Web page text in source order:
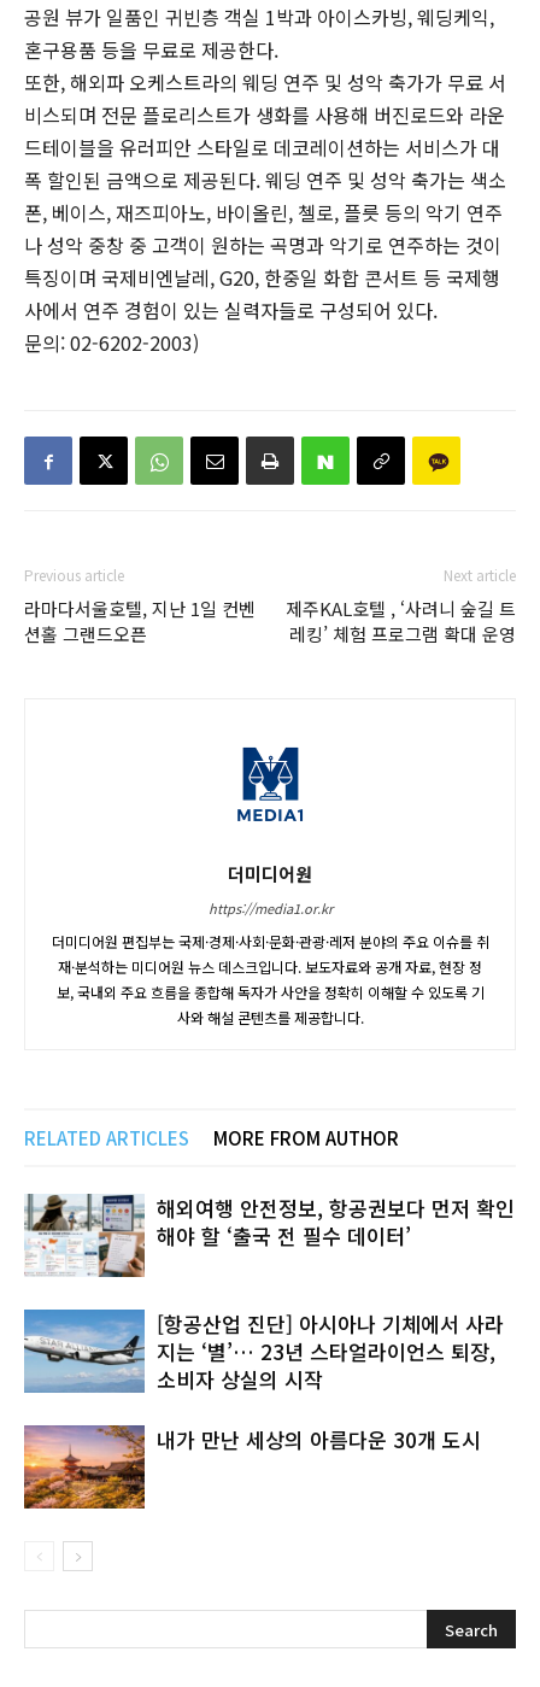
공원 뷰가 일품인 귀빈층 객실 1박과 아이스카빙, 웨딩케익,
혼구용품 등을 무료로 제공한다.
또한, 해외파 오케스트라의 웨딩 연주 및 성악 축가가 무료 서
비스되며 전문 플로리스트가 생화를 사용해 버진로드와 라운
드테이블을 유러피안 스타일로 데코레이션하는 서비스가 대
폭 할인된 금액으로 제공된다. 웨딩 연주 및 성악 축가는 색소
폰, 베이스, 재즈피아노, 바이올린, 첼로, 플릇 등의 악기 연주
나 성악 중창 중 고객이 원하는 곡명과 악기로 연주하는 것이
특징이며 국제비엔날레, G20, 한중일 화합 콘서트 등 국제행
사에서 연주 경험이 있는 실력자들로 구성되어 있다.
문의: 02-6202-2003)
Previous article
라마다서울호텔, 지난 1일 컨벤
션홀 그랜드오픈
Next article
제주KAL호텔 , ‘사려니 숲길 트
레킹’ 체험 프로그램 확대 운영
더미디어원
https://media1.or.kr
더미디어원 편집부는 국제·경제·사회·문화·관광·레저 분야의 주요 이슈를 취
재·분석하는 미디어원 뉴스 데스크입니다. 보도자료와 공개 자료, 현장 정
보, 국내외 주요 흐름을 종합해 독자가 사안을 정확히 이해할 수 있도록 기
사와 해설 콘텐츠를 제공합니다.
RELATED ARTICLES MORE FROM AUTHOR
해외여행 안전정보, 항공권보다 먼저 확인
해야 할 ‘출국 전 필수 데이터’
[항공산업 진단] 아시아나 기체에서 사라
지는 ‘별’… 23년 스타얼라이언스 퇴장,
소비자 상실의 시작
내가 만난 세상의 아름다운 30개 도시